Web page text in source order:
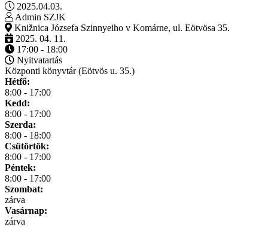
2025.04.03.
Admin SZJK
Knižnica Józsefa Szinnyeiho v Komárne, ul. Eötvösa 35.
2025. 04. 11.
17:00 - 18:00
Nyitvatartás
Központi könyvtár (Eötvös u. 35.)
Hétfő:
8:00 - 17:00
Kedd:
8:00 - 17:00
Szerda:
8:00 - 18:00
Csütörtök:
8:00 - 17:00
Péntek:
8:00 - 17:00
Szombat:
zárva
Vasárnap:
zárva